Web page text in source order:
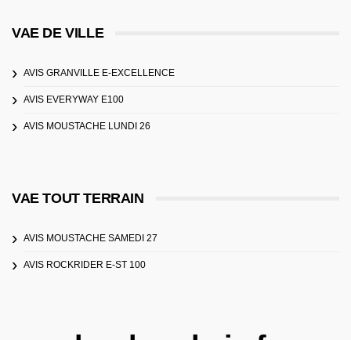
VAE DE VILLE
AVIS GRANVILLE E-EXCELLENCE
AVIS EVERYWAY E100
AVIS MOUSTACHE LUNDI 26
VAE TOUT TERRAIN
AVIS MOUSTACHE SAMEDI 27
AVIS ROCKRIDER E-ST 100